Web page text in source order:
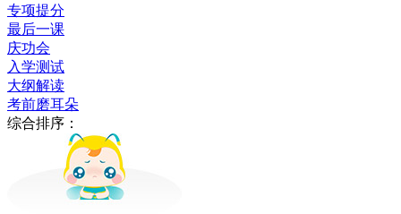
专项提分
最后一课
庆功会
入学测试
大纲解读
考前磨耳朵
综合排序：